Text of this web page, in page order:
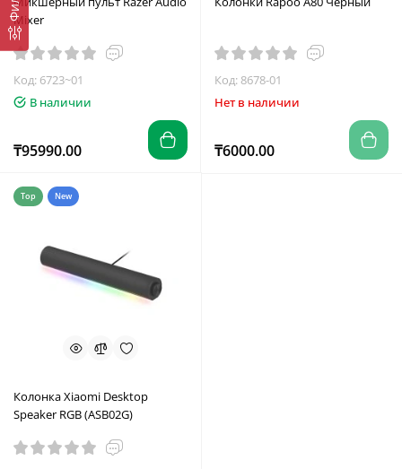
Mixer
Код: 6723~01
В наличии
₸95990.00
Код: 8678-01
Нет в наличии
₸6000.00
Top New
Колонка Xiaomi Desktop
Speaker RGB (ASB02G)